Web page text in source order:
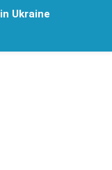
Ukraine